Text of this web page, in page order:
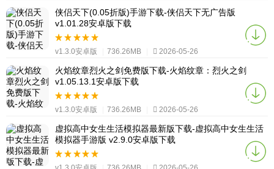
侠侣天下(0.05折版)手游下载-侠侣天下无广告版
v1.01.28安卓版下载
v1.3.0安卓版 736.26MB 2026-05-26
火焰纹章烈火之剑免费版下载-火焰纹章：烈火之剑
v1.05.13.1安卓版下载
v1.3.0安卓版 736.26MB 2026-05-26
虚拟高中女生生活模拟器最新版下载-虚拟高中女生生活
模拟器手游版 v2.9.0安卓版下载